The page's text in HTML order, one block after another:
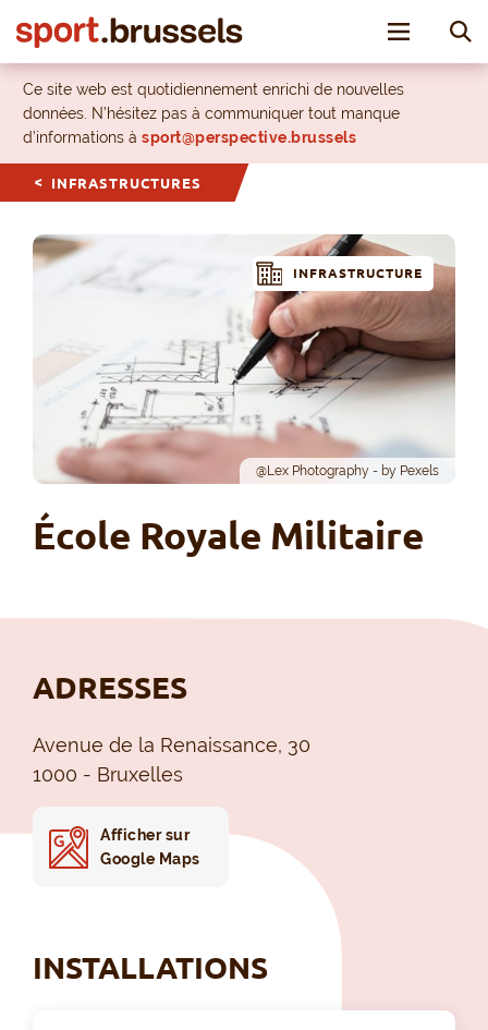
Toggle
Ce site web est quotidiennement enrichi de nouvelles
données. N’hésitez pas à communiquer tout manque
d’informations à sport@perspective.brussels
INFRASTRUCTURES
@Lex Photography - by Pexels
INFRASTRUCTURE
École Royale Militaire
ADRESSES
Avenue de la Renaissance, 30
1000 - Bruxelles
Afficher sur
Google Maps
INSTALLATIONS